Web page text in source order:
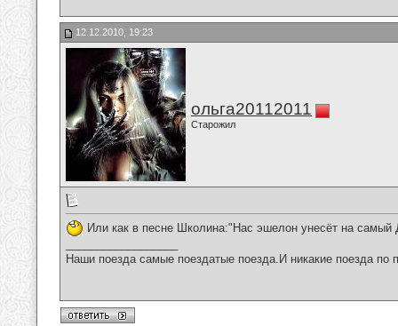
12.12.2010, 19:23
ольга20112011
Старожил
Или как в песне Школина:"Нас эшелон унесёт на самый
Наши поезда самые поездатые поезда.И никакие поезда по